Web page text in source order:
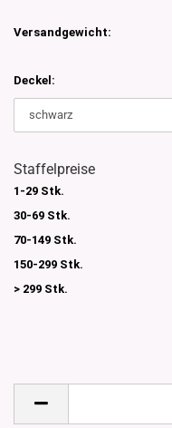
Versandgewicht:
Deckel:
Staffelpreise
1-29 Stk.
30-69 Stk.
70-149 Stk.
150-299 Stk.
> 299 Stk.